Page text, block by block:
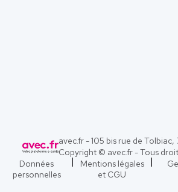
avec.fr - 105 bis rue de Tolbiac,
Copyright © avec.fr - Tous
Données
personnelles
Mentions légales
et CGU